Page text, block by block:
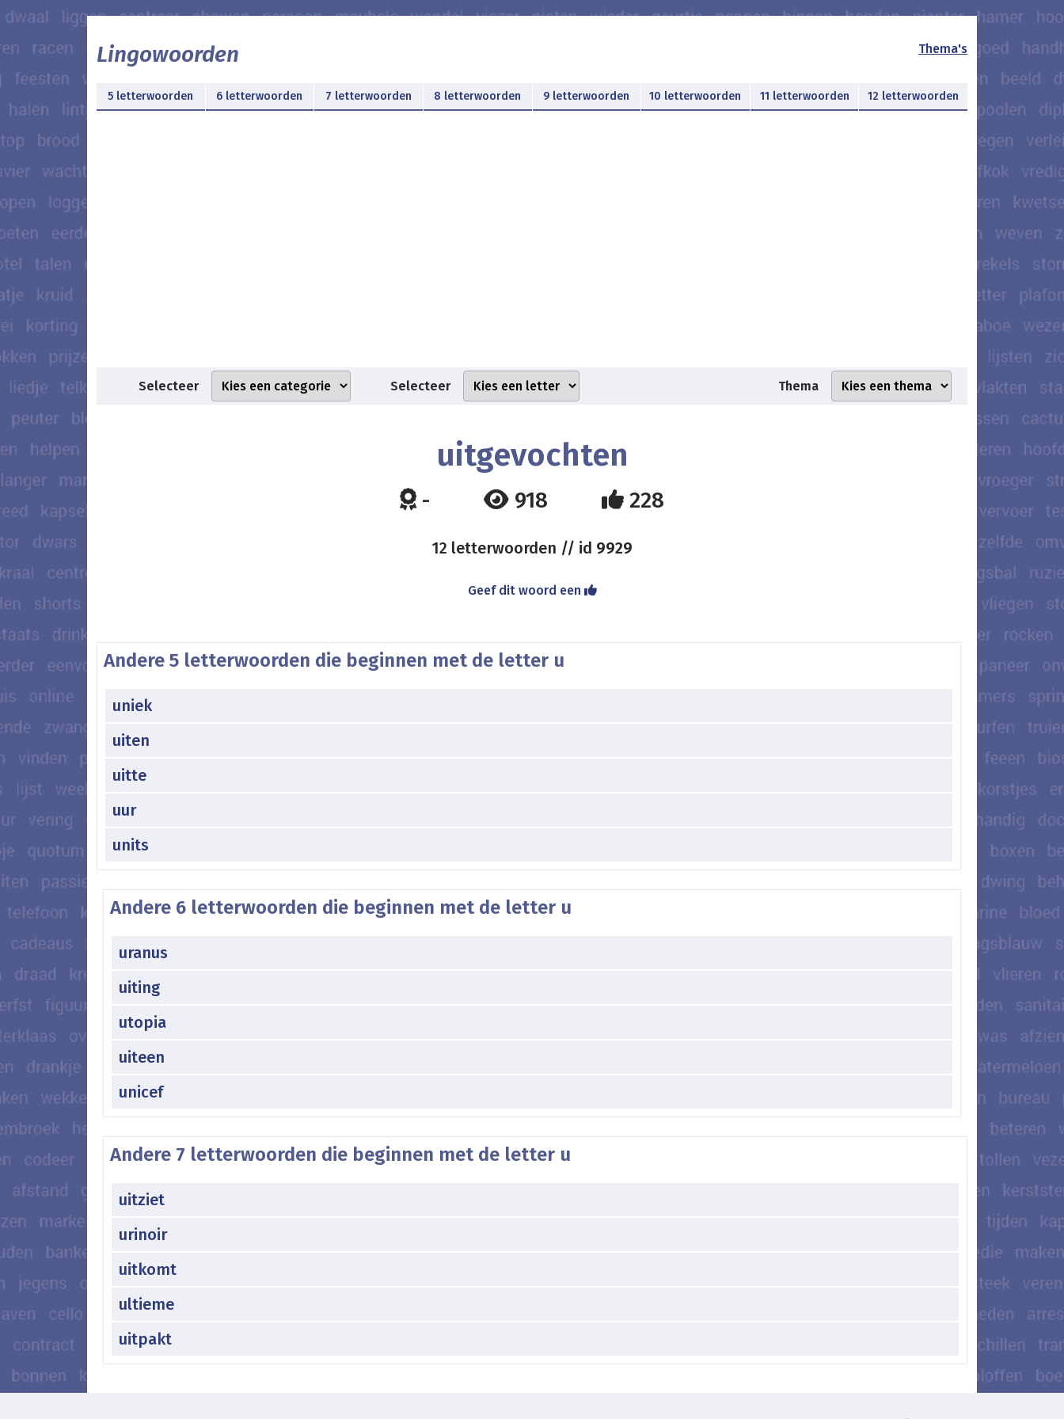
Lingowoorden Thema's
5 letterwoorden 6 letterwoorden 7 letterwoorden 8 letterwoorden 9 letterwoorden 10 letterwoorden 11 letterwoorden 12 letterwoorden
Selecteer Selecteer Thema
uitgevochten
- 918 228
12 letterwoorden // id 9929
Geef dit woord een
Andere 5 letterwoorden die beginnen met de letter u
uniek
uiten
uitte
uur
units
Andere 6 letterwoorden die beginnen met de letter u
uranus
uiting
utopia
uiteen
unicef
Andere 7 letterwoorden die beginnen met de letter u
uitziet
urinoir
uitkomt
ultieme
uitpakt